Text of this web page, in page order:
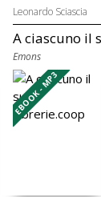
Leonardo Sciascia
A ciascuno il
Emons
EBOOK - MP3